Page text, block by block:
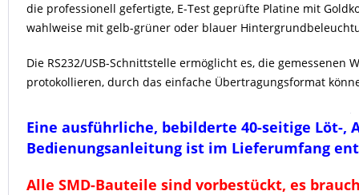
die professionell gefertigte, E-Test geprüfte Platine mit
wahlweise mit gelb-grüner oder blauer
Die RS232/USB-Schnittstelle ermöglicht es, die
protokollieren, durch das einfache Übertragungsformat
Eine ausführliche, bebilderte 40-seitige Löt-,
Bedienungsanleitung ist im Lieferumfang
Alle SMD-Bauteile sind vorbestückt, es